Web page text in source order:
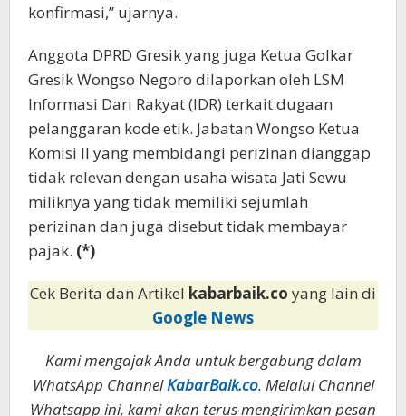
konfirmasi,” ujarnya.
Anggota DPRD Gresik yang juga Ketua Golkar
Gresik Wongso Negoro dilaporkan oleh LSM
Informasi Dari Rakyat (IDR) terkait dugaan
pelanggaran kode etik. Jabatan Wongso Ketua
Komisi II yang membidangi perizinan dianggap
tidak relevan dengan usaha wisata Jati Sewu
miliknya yang tidak memiliki sejumlah
perizinan dan juga disebut tidak membayar
pajak. (*)
Cek Berita dan Artikel kabarbaik.co yang lain di
Google News
Kami mengajak Anda untuk bergabung dalam
WhatsApp ChannelKabarBaik.co. Melalui Channel
Whatsapp ini, kami akan terus mengirimkan pesan